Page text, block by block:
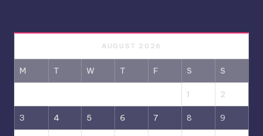
AUGUST 2026
M T W T F S S
1 2
3 4 5 6 7 8 9